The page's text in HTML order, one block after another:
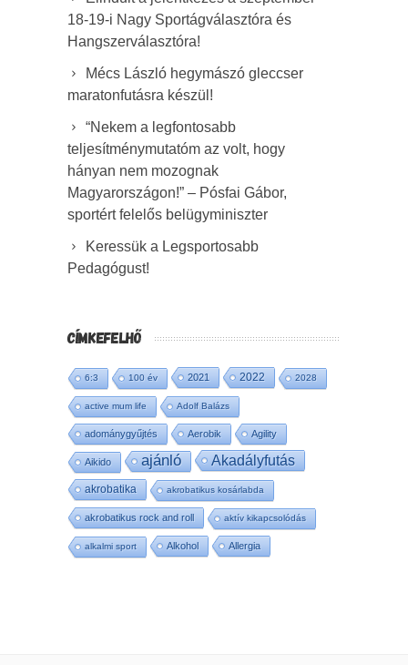
18-19-i Nagy Sportágválasztóra és
Hangszerválasztóra!
Mécs László hegymászó gleccser
maratonfutásra készül!
“Nekem a legfontosabb
teljesítménymutatóm az volt, hogy
hányan nem mozognak
Magyarországon!” – Pósfai Gábor,
sportért felelős belügyminiszter
Keressük a Legsportosabb
Pedagógust!
CÍMKEFELHŐ
6:3 100 év 2021 2022 2028
active mum life Adolf Balázs
adománygyűjtés Aerobik Agility
Aikido ajánló Akadályfutás
akrobatika akrobatikus kosárlabda
akrobatikus rock and roll aktív kikapcsolódás
alkalmi sport Alkohol Allergia